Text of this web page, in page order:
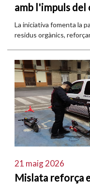
amb l'impuls
La iniciativa fomenta la
residus orgànics,
21 maig 2026
Mislata reforça